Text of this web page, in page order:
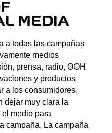
MEDIA
a todas las campañas
medios
prensa, radio, OOH
y productos
a los consumidores.
dejar muy clara la
medio para
campaña. La campaña